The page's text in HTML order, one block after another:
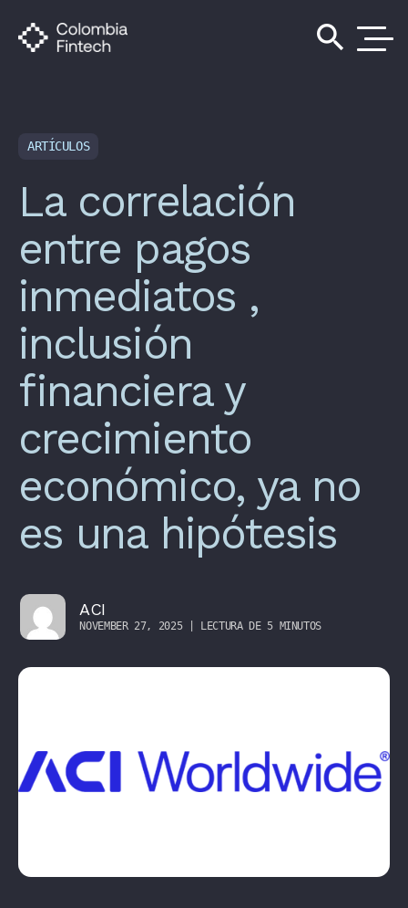
search
ARTÍCULOS
La correlación
entre pagos
inmediatos ,
inclusión
financiera y
crecimiento
económico, ya no
es una hipótesis
ACI
NOVEMBER 27, 2025 | LECTURA DE 5 MINUTOS